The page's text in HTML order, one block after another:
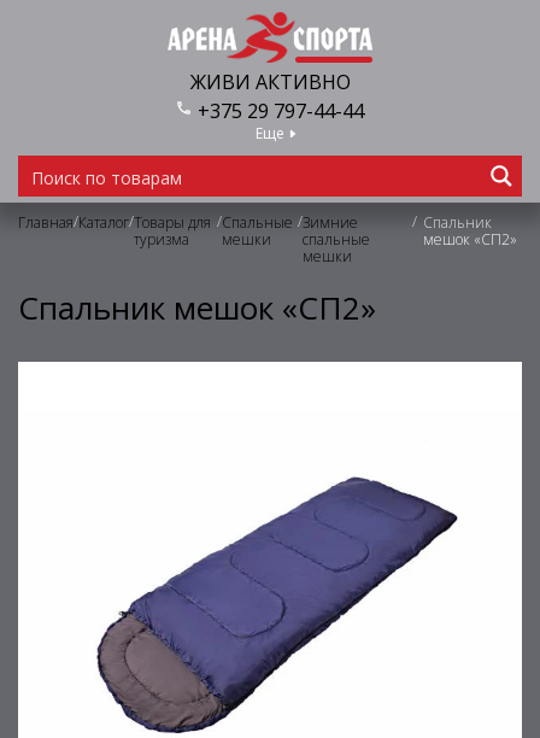
ЖИВИ АКТИВНО
+375 29 797-44-44
Еще
Главная/Каталог/Товары для
туризма
/Спальные
мешки
/Зимние
спальные
мешки
/ Спальник
мешок «СП2»
Спальник мешок «СП2»